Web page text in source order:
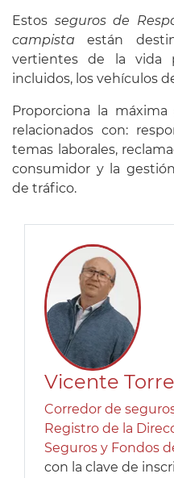
Estos seguros de
campista están
vertientes de la vida
incluidos, los vehículos
Proporciona la
relacionados con:
temas laborales,
consumidor y la
de tráfico.
Vicente
Corredor de
Registro de la
Seguros y Fondos
con la clave de